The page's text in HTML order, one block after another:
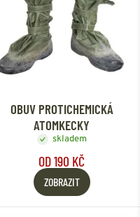
OBUV PROTICHEMICKÁ
ATOMKECKY
skladem
OD 190 KČ
ZOBRAZIT